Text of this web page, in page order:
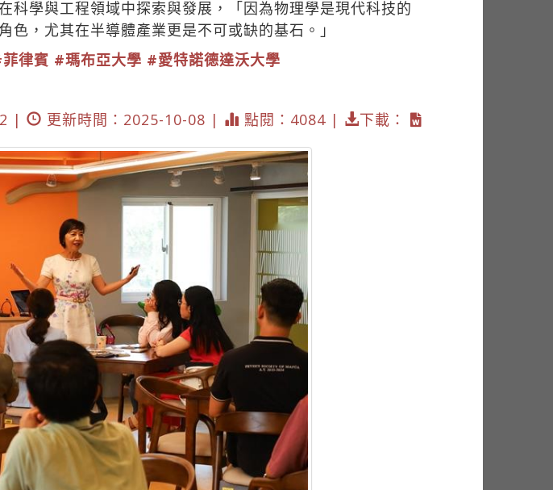
學與工程領域中探索與發展，「因為物理學是現代科技的
，尤其在半導體產業更是不可或缺的基石。」
律賓 #瑪布亞大學 #愛特諾德達沃大學
|
更新時間：2025-10-08 | 點閱：4084 | 下載：